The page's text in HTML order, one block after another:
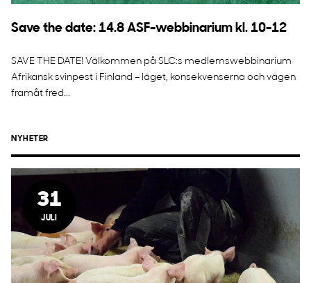
Save the date: 14.8 ASF-webbinarium kl. 10-12
SAVE THE DATE! Välkommen på SLC:s medlemswebbinarium
Afrikansk svinpest i Finland – läget, konsekvenserna och vägen
framåt fred...
NYHETER
31
JULI